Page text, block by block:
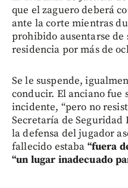
que el zaguero deberá
ante la corte mientras
prohibido ausentarse de
residencia por más de
Se le suspende,
conducir. El anciano fue
incidente, “pero no
Secretaría de Seguridad
la defensa del jugador
fallecido estaba “fuera
“un lugar inadecuado